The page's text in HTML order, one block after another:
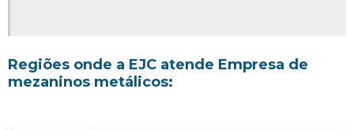
Orçamento planejamento e gerenciamento de obras
Regiões onde a EJC atende Empresa de
mezaninos metálicos: